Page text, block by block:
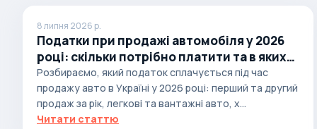
Autobianchi
Avatr
Avtokam
BAIC
Bajaj
8 липня 2026 р.
Податки при продажі автомобіля у 2026
році: скільки потрібно платити та в яких
випадках
Розбираємо, який податок сплачується під час
продажу авто в Україні у 2026 році: перший та другий
продаж за рік, легкові та вантажні авто, х...
Читати статтю